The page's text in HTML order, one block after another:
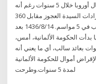
يوفنتوس "أعلى إيرادات" من دوري أبطال أوروبا خلال 5 سنوات رغم أنه
لم يحقق اللقب؟ 406 ملايين يورو إيرادات السيدة العجوز مقابل 360
مليون يورو لريال مدريد الفائز بـ4 ألقاب في 5 مواسم. 14‏‏/8‏‏/1436 بعد
الحكومة الألمانية، أمس،
للمستثمرين لأجل 5 سنوات بعائد سالب، أي ما يعني أنه
أموال للحكومة الألمانية
لمدة 5 سنوات.وطرحت